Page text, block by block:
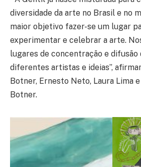
diversidade da arte no Brasil e no
maior objetivo fazer-se um lugar
experimentar e celebrar a arte.
lugares de concentração e difusão
diferentes artistas e ideias”,
Botner, Ernesto Neto, Laura Lima
Botner.